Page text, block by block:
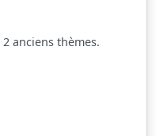
anciens thèmes.